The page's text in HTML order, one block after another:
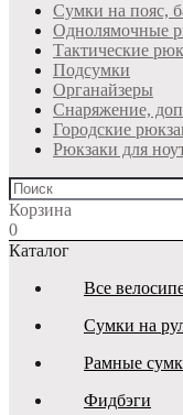
Сумки на пояс,
Однолямочные
Тактические
Подсумки
Органайзеры
Снаряжение,
Городские
Рюкзаки для
Корзина
0
Каталог
Все
Сумки на
Рамные
Фидбэги